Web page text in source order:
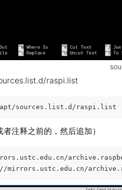
raspi.list
apt/sources.list.d/raspi.list
注释之前的，然后追加）
mirrors.ustc.edu.cn/